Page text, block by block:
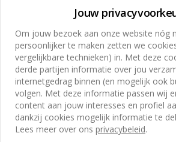
Zoek je plezier in je werk met fijne
klaarstaan?
Heb je zin om aan mooie hightech
beveiligingsinstallaties te werken bij
klanten?
Wil je, samen met je team, excellente
bij klanten in verschillende
Ben je een technisch, commercieel
Jouw
Om jouw bezoek aan onze website nóg
persoonlijker te maken zetten we
vergelijkbare technieken) in. Met deze
derde partijen informatie over jou
internetgedrag binnen (en mogelijk ook
volgen. Met deze informatie passen wij
content aan jouw interesses en profiel
dankzij cookies mogelijk informatie te
Lees meer over ons privacybeleid.